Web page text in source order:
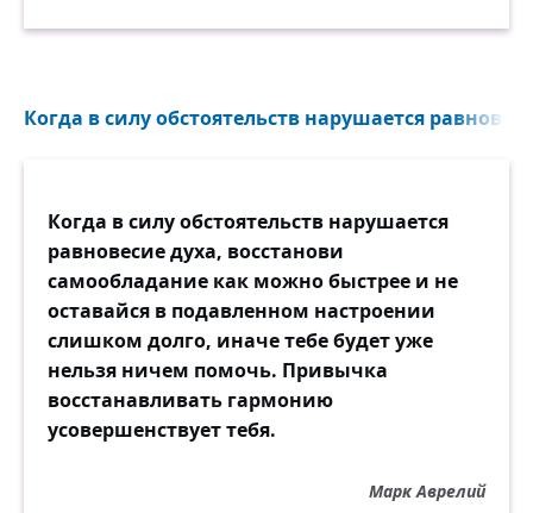
Когда в силу обстоятельств нарушается
Когда в силу обстоятельств нарушается
равновесие духа, восстанови
самообладание как можно быстрее и не
оставайся в подавленном настроении
слишком долго, иначе тебе будет уже
нельзя ничем помочь. Привычка
восстанавливать гармонию
усовершенствует тебя.
Марк Аврелий